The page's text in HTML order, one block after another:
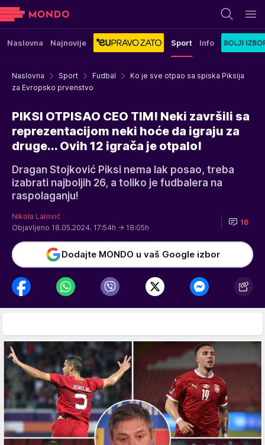
Naslovna Najnovije Sport Info
Naslovna Sport Fudbal
Ko je sve otpao sa spiska Piksija
za Evropsko prvenstvo
PIKSI OTPISAO CEO TIM! Neki završili sa
reprezentacijom neki hoće da igraju za
druge... Ovih 12 igrača je otpalo!
Dragan Stojković Piksi nema lak posao, treba
izabrati najboljih 26, a toliko je fudbalera na
raspolaganju!
Nikola Lalović
Objavljeno 18.05.2024. 17:54h → 18:05h
16
Dodajte MONDO u vaš Google izbor